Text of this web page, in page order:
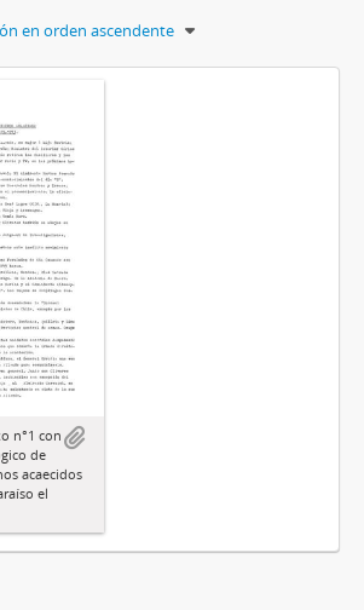
en orden ascendente
n°1 con
de
acaecidos
el